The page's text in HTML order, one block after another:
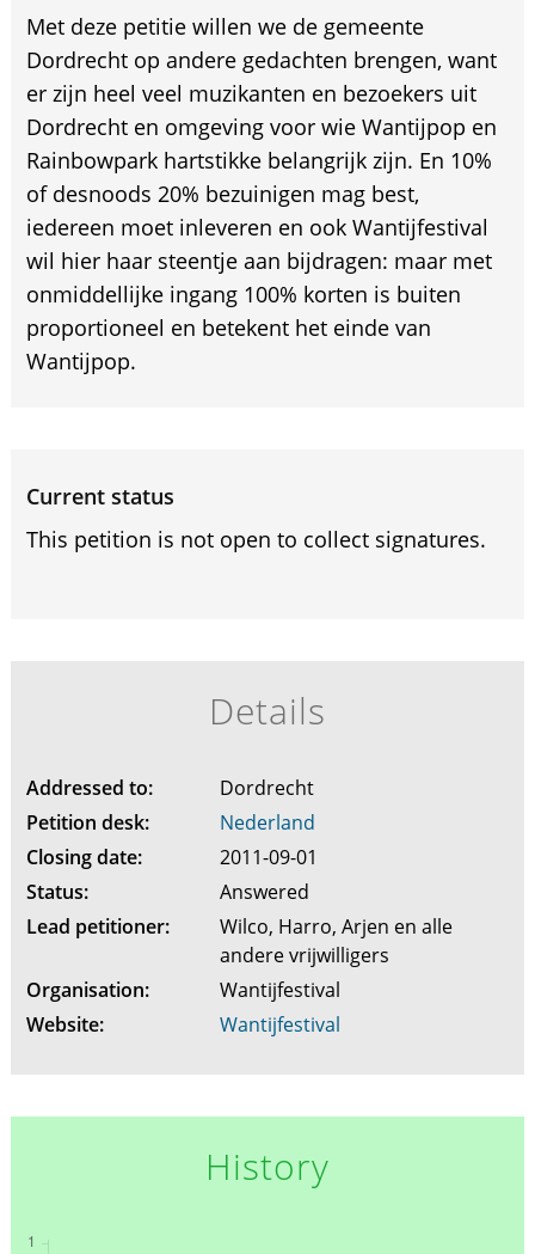
Met deze petitie willen we de gemeente
Dordrecht op andere gedachten brengen, want
er zijn heel veel muzikanten en bezoekers uit
Dordrecht en omgeving voor wie Wantijpop en
Rainbowpark hartstikke belangrijk zijn. En 10%
of desnoods 20% bezuinigen mag best,
iedereen moet inleveren en ook Wantijfestival
wil hier haar steentje aan bijdragen: maar met
onmiddellijke ingang 100% korten is buiten
proportioneel en betekent het einde van
Wantijpop.
Current status
This petition is not open to collect signatures.
Details
Addressed to:
Dordrecht
Petition desk:
Nederland
Closing date:
2011-09-01
Status:
Answered
Lead petitioner:
Wilco, Harro, Arjen en alle
andere vrijwilligers
Organisation:
Wantijfestival
Website:
Wantijfestival
History